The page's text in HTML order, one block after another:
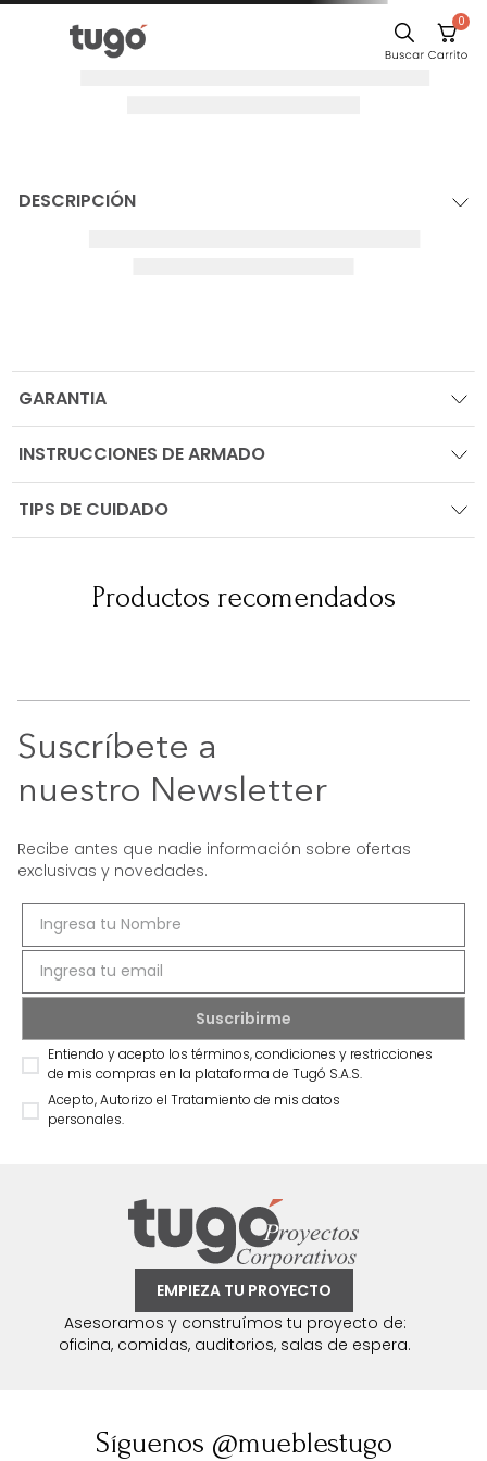
0
DESCRIPCIÓN
GARANTIA
INSTRUCCIONES DE ARMADO
TIPS DE CUIDADO
Productos recomendados
Suscríbete a
nuestro Newsletter
Recibe antes que nadie información sobre ofertas
exclusivas y novedades.
Entiendo y acepto los términos, condiciones y restricciones
de mis compras en la plataforma de Tugó S.A.S.
Acepto, Autorizo el Tratamiento de mis datos
personales.
EMPIEZA TU PROYECTO
Asesoramos y construímos tu proyecto de:
oficina, comidas, auditorios, salas de espera.
Síguenos @mueblestugo